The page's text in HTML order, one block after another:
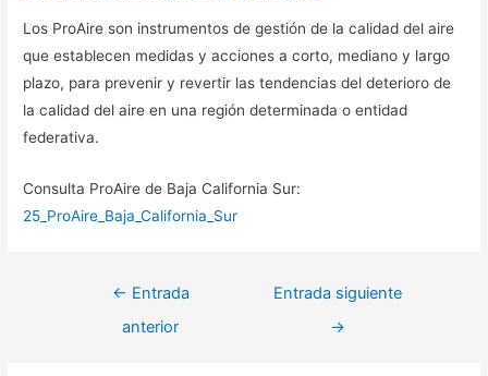
Los ProAire son instrumentos de gestión de la calidad del aire
que establecen medidas y acciones a corto, mediano y largo
plazo, para prevenir y revertir las tendencias del deterioro de
la calidad del aire en una región determinada o entidad
federativa.
Consulta ProAire de Baja California Sur:
25_ProAire_Baja_California_Sur
Navegación
← Entrada
anterior
Entrada siguiente
→